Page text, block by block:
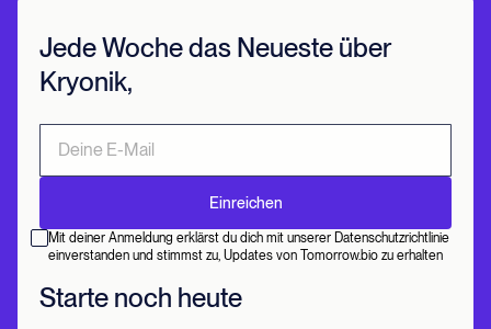
Jede Woche das Neueste über
Kryonik,
Mit deiner Anmeldung erklärst du dich mit unserer Datenschutzrichtlinie
einverstanden und stimmst zu, Updates von Tomorrow.bio zu erhalten
Starte noch heute